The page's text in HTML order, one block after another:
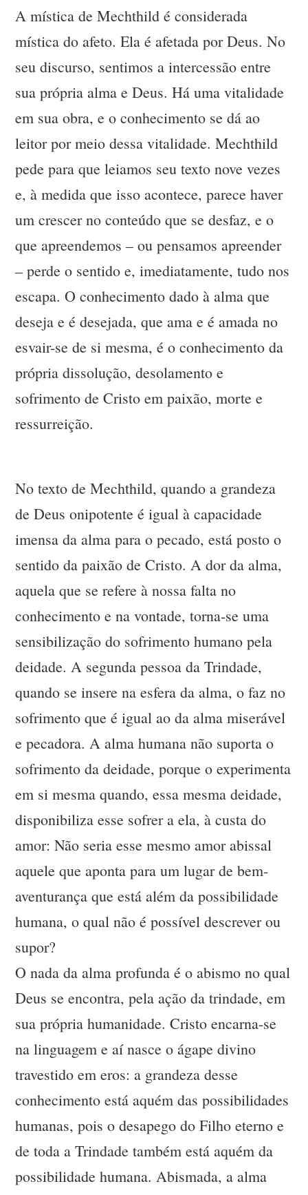
A mística de Mechthild é considerada
mística do afeto. Ela é afetada por Deus. No
seu discurso, sentimos a intercessão entre
sua própria alma e Deus. Há uma vitalidade
em sua obra, e o conhecimento se dá ao
leitor por meio dessa vitalidade. Mechthild
pede para que leiamos seu texto nove vezes
e, à medida que isso acontece, parece haver
um crescer no conteúdo que se desfaz, e o
que apreendemos – ou pensamos apreender
– perde o sentido e, imediatamente, tudo nos
escapa. O conhecimento dado à alma que
deseja e é desejada, que ama e é amada no
esvair-se de si mesma, é o conhecimento da
própria dissolução, desolamento e
sofrimento de Cristo em paixão, morte e
ressurreição.
No texto de Mechthild, quando a grandeza
de Deus onipotente é igual à capacidade
imensa da alma para o pecado, está posto o
sentido da paixão de Cristo. A dor da alma,
aquela que se refere à nossa falta no
conhecimento e na vontade, torna-se uma
sensibilização do sofrimento humano pela
deidade. A segunda pessoa da Trindade,
quando se insere na esfera da alma, o faz no
sofrimento que é igual ao da alma miserável
e pecadora. A alma humana não suporta o
sofrimento da deidade, porque o experimenta
em si mesma quando, essa mesma deidade,
disponibiliza esse sofrer a ela, à custa do
amor: Não seria esse mesmo amor abissal
aquele que aponta para um lugar de bem-
aventurança que está além da possibilidade
humana, o qual não é possível descrever ou
supor?
O nada da alma profunda é o abismo no qual
Deus se encontra, pela ação da trindade, em
sua própria humanidade. Cristo encarna-se
na linguagem e aí nasce o ágape divino
travestido em eros: a grandeza desse
conhecimento está aquém das possibilidades
humanas, pois o desapego do Filho eterno e
de toda a Trindade também está aquém da
possibilidade humana. Abismada, a alma